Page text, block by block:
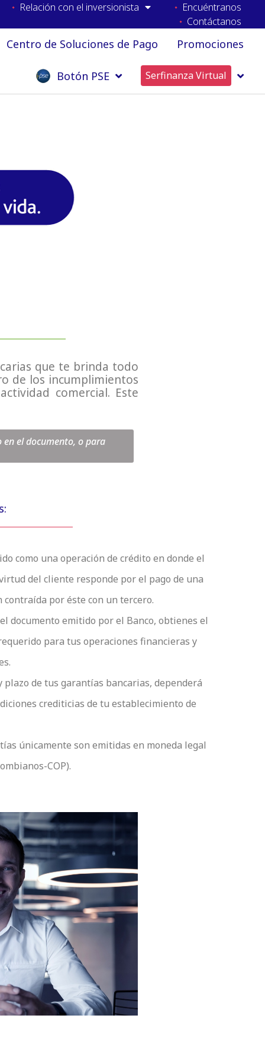
Relación con el inversionista
Encuéntranos
Contáctanos
Centro de Soluciones de Pago Promociones
Botón PSE Serfinanza Virtual
que te brinda todo
de los incumplimientos
comercial. Este
el documento, o para
como una operación de crédito en donde el
del cliente responde por el pago de una
contraída por éste con un tercero.
documento emitido por el Banco, obtienes el
para tus operaciones financieras y
plazo de tus garantías bancarias, dependerá
crediticias de tu establecimiento de
únicamente son emitidas en moneda legal
COP).